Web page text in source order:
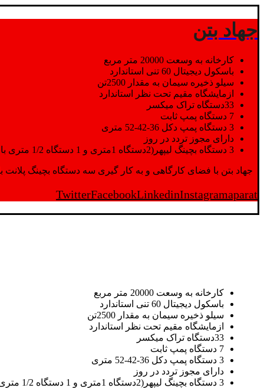
جهاد بتن
کارخانه به وسعت 20000 متر مربع
باسکول دیجیتال 60 تنی استاندارد
سیلو ذخیره سیمان به مقدار 2500تن
ازمایشگاه مقیم تحت نظر استاندارد
33دستگاه تراک میکسر
7 دستگاه پمپ ثابت
3 دستگاه پمپ دکل 36-42-52 متری
دارای مجوز تردد در روز
3 دستگاه بچینگ لیپهر(2دستگاه 1متری و 1 دستگاه 1/2 متری با توان تولید 150 متر مکعب در ساعت)
جهاد بتن با فضای کارگاهی و به کار گیری سه دستگاه بچینگ پلانت با ظرفیت 2500 تن در کنار پرسنل متخصص و پر تلاش واحدهای تولید و ازمایشگاه,بتن با کیفیت را برای واحد
TwitterFacebookLinkedinInstagramaparat
کارخانه به وسعت 20000 متر مربع
باسکول دیجیتال 60 تنی استاندارد
سیلو ذخیره سیمان به مقدار 2500تن
ازمایشگاه مقیم تحت نظر استاندارد
33دستگاه تراک میکسر
7 دستگاه پمپ ثابت
3 دستگاه پمپ دکل 36-42-52 متری
دارای مجوز تردد در روز
3 دستگاه بچینگ لیپهر(2دستگاه 1متری و 1 دستگاه 1/2 متری با توان تولید 150 متر مکعب در ساعت)